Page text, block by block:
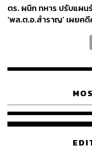
ตร. ผนึก ทหาร ปรับแผน
‘พล.ต.อ.สำราญ’ เผยค